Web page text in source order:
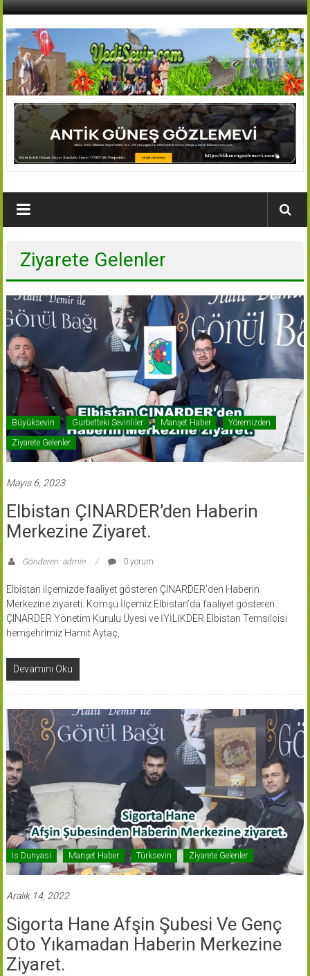
İçeriğe
AFŞİN
YEDİSEVİN
HABER
Köyleri
Haber
Portalı
Ziyarete Gelenler
Büyüksevin Gurbetteki Sevinliler Manşet Haber Yöremizden
Ziyarete Gelenler
Mayıs 6, 2023
Elbistan ÇINARDER’den Haberin
Merkezine Ziyaret.
Gönderen: admin 0 yorum
Elbistan ilçemizde faaliyet gösteren ÇINARDER’den Haberin
Merkezine ziyareti. Komşu İlçemiz Elbistan’da faaliyet gösteren
ÇINARDER Yönetim Kurulu Üyesi ve İYİLİKDER Elbistan Temsilcisi
hemşehrimiz Hamit Aytaç,
Devamını Oku
Is Dunyasi Manşet Haber Türksevin Ziyarete Gelenler
Aralık 14, 2022
Sigorta Hane Afşin Şubesi Ve Genç
Oto Yıkamadan Haberin Merkezine
Ziyaret.